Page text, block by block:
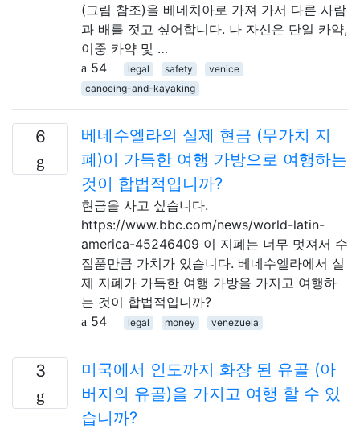
(그림 참조)을 베네치아로 가져 가서 다른 사람
과 배를 젓고 싶어합니다. 나 자신은 단일 카약,
이중 카약 및 …
54
legal safety
venice
canoeing-and-kayaking
6
베네수엘라의 실제 현금 (무가치 지
폐)이 가득한 여행 가방으로 여행하는
것이 합법적입니까?
현금을 사고 싶습니다.
https://www.bbc.com/news/world-latin-
america-45246409 이 지폐는 너무 멋져서 수
집품만큼 가치가 있습니다. 베네수엘라에서 실
제 지폐가 가득한 여행 가방을 가지고 여행하
는 것이 합법적입니까?
54
legal money venezuela
3
미국에서 인도까지 화장 된 유골 (아
버지의 유골)을 가지고 여행 할 수 있
습니까?